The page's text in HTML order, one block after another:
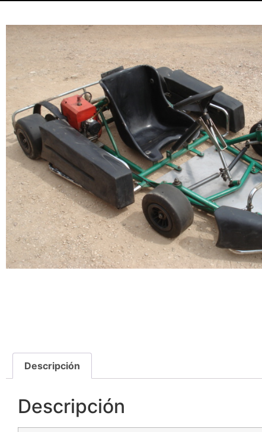
Descripción
Descripción